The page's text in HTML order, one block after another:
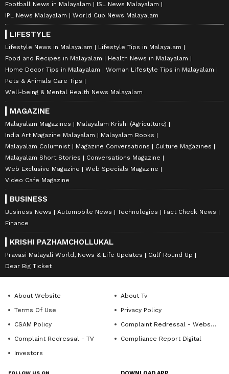
Football News in Malayalam
ISL News Malayalam
IPL News Malayalam
World Cup News Malayalam
LIFESTYLE
Lifestyle News in Malayalam
Lifestyle Tips in Malayalam
Food and Recipes in Malayalam
Health News in Malayalam
Home Decor Tips in Malayalam
Woman Lifestyle Tips in Malayalam
Pets & Animals Care Tips
Well-being & Mental Health News Malayalam
MAGAZINE
Malayalam Magazines
Malayalam Krishi (Agriculture)
India Art Magazine Malayalam
Malayalam Books
Malayalam Columnist
Magazine Conversations
Culture Magazines
Malayalam Short Stories
Conversations Magazine
Web Exclusive Magazine
Web Specials Magazine
Video Cafe Magazine
BUSINESS
Business News Automobile News Technologies
Fact Check News
Finance
KRISHI PAZHAMCHOLLUKAL
Pravasi Malayali World, News & Life Updates
Gulf Round Up
Dear Big Ticket
About Website
About Tv
Terms Of Use
Privacy Policy
CSAM Policy
Complaint Redressal - Website
Complaint Redressal - TV
Compliance Report Digital
Investors
FOLLOW US ON